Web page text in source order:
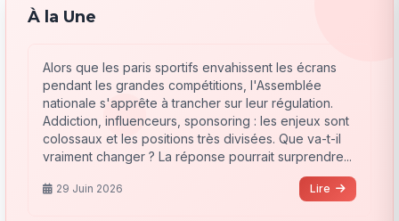
À la Une
Alors que les paris sportifs envahissent les écrans
pendant les grandes compétitions, l'Assemblée
nationale s'apprête à trancher sur leur régulation.
Addiction, influenceurs, sponsoring : les enjeux sont
colossaux et les positions très divisées. Que va-t-il
vraiment changer ? La réponse pourrait surprendre...
29 Juin 2026 Lire